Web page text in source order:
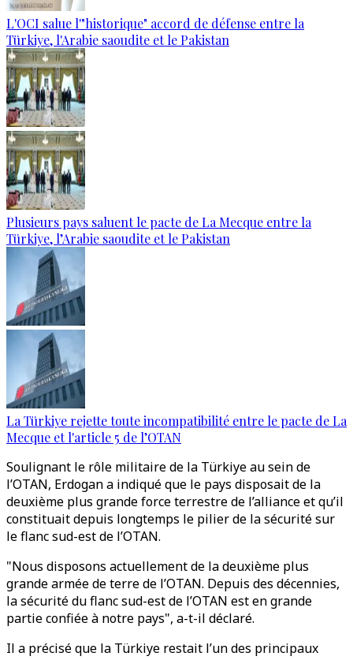
L'OCI salue l'"historique" accord de défense entre la
Türkiye, l'Arabie saoudite et le Pakistan
Plusieurs pays saluent le pacte de La Mecque entre la
Türkiye, l’Arabie saoudite et le Pakistan
La Türkiye rejette toute incompatibilité entre le pacte de La
Mecque et l'article 5 de l’OTAN
Soulignant le rôle militaire de la Türkiye au sein de
l’OTAN, Erdogan a indiqué que le pays disposait de la
deuxième plus grande force terrestre de l’alliance et qu’il
constituait depuis longtemps le pilier de la sécurité sur
le flanc sud-est de l’OTAN.
"Nous disposons actuellement de la deuxième plus
grande armée de terre de l’OTAN. Depuis des décennies,
la sécurité du flanc sud-est de l’OTAN est en grande
partie confiée à notre pays", a-t-il déclaré.
Il a précisé que la Türkiye restait l’un des principaux